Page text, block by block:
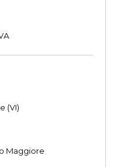
(VI)
Maggiore